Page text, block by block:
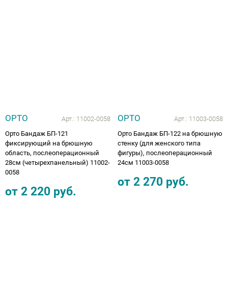
ОРТО Арт.: 11002-0058
Орто Бандаж БП-121
фиксирующий на брюшную
область, послеоперационный
28см (четырехпанельный) 11002-
0058
от 2 220 руб.
ОРТО Арт.: 11003-0058
Орто Бандаж БП-122 на брюшную
стенку (для женского типа
фигуры), послеоперационный
24см 11003-0058
от 2 270 руб.
для ЛФК
Одежда ортопедическая (адаптивная) для
инвалидов
Индивидуальное изготовление